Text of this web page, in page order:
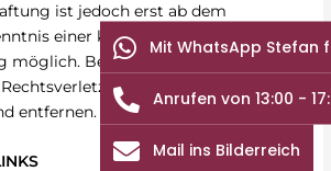
ist jedoch erst ab dem
einer konkreten
möglich. Bei Bekanntwerden von
werden wir diese
entfernen.
Mit WhatsApp Stefan
Anrufen von 13:00 -
Mail ins Bilderreich